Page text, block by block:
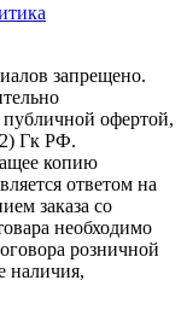
запрещено.
офертой,
Гк РФ.
копию
ответом на
заказа со
необходимо
розничной
наличия,